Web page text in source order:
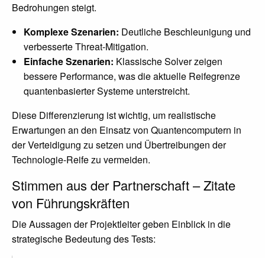
Bedrohungen steigt.
Komplexe Szenarien: Deutliche Beschleunigung und
verbesserte Threat-Mitigation.
Einfache Szenarien: Klassische Solver zeigen
bessere Performance, was die aktuelle Reifegrenze
quantenbasierter Systeme unterstreicht.
Diese Differenzierung ist wichtig, um realistische
Erwartungen an den Einsatz von Quantencomputern in
der Verteidigung zu setzen und Übertreibungen der
Technologie-Reife zu vermeiden.
Stimmen aus der Partnerschaft – Zitate
von Führungskräften
Die Aussagen der Projektleiter geben Einblick in die
strategische Bedeutung des Tests: